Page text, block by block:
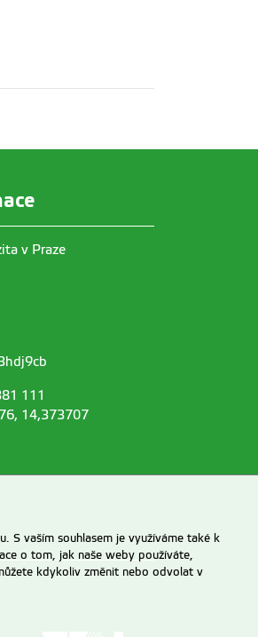
v Praze
111
14,373707
S vaším souhlasem je využíváme také k
o tom, jak naše weby používáte,
kdykoliv změnit nebo odvolat v